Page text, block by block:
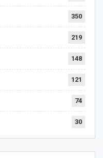
350
219
148
121
74
30